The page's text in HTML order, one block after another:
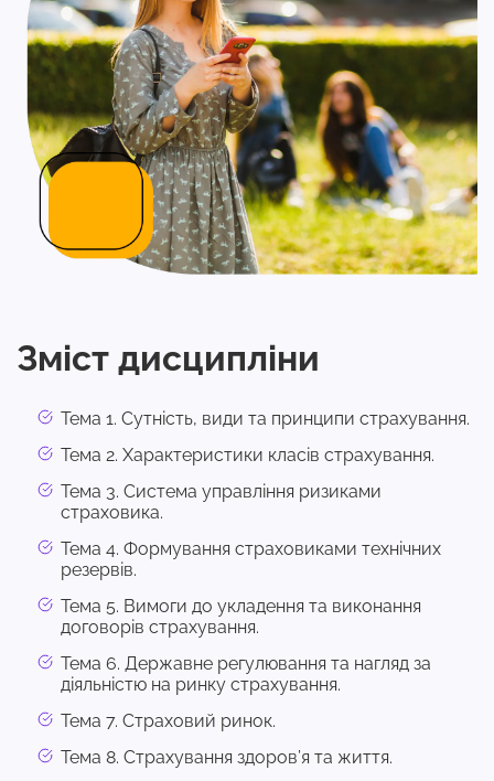
Зміст дисципліни
Тема 1. Сутність, види та принципи страхування.
Тема 2. Характеристики класів страхування.
Тема 3. Система управління ризиками
страховика.
Тема 4. Формування страховиками технічних
резервів.
Тема 5. Вимоги до укладення та виконання
договорів страхування.
Тема 6. Державне регулювання та нагляд за
діяльністю на ринку страхування.
Тема 7. Страховий ринок.
Тема 8. Страхування здоров’я та життя.